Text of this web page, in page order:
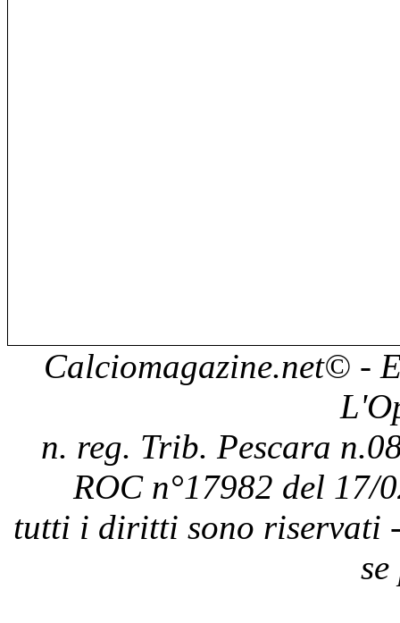
Calciomagazine.net© -
n. reg. Trib. Pescara
ROC n°17982 del 17/
tutti i diritti sono riservati